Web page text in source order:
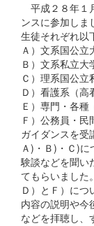
平成２８年１
ンスに参加し
生徒それぞれ以
Ａ）文系
Ｂ）文
Ｃ）理系
Ｄ）看護
Ｅ）専門・各
Ｆ）公務
ガイダンスを受
Ａ)・Ｂ)・Ｃ)
験談などを聞い
てもらいました。
Ｄ）とＦ）に
内容の説明や今
などを拝聴し、